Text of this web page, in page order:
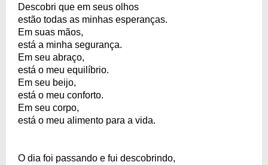
Descobri que em seus olhos
estão todas as minhas esperanças.
Em suas mãos,
está a minha segurança.
Em seu abraço,
está o meu equilíbrio.
Em seu beijo,
está o meu conforto.
Em seu corpo,
está o meu alimento para a vida.
O dia foi passando e fui descobrindo,